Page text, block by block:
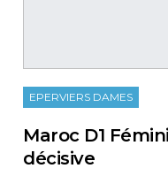
EPERVIERS DAMES
Maroc D1
décisive